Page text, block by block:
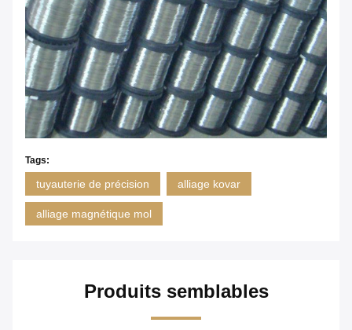
Tags:
tuyauterie de précision alliage kovar
alliage magnétique mol
Produits semblables